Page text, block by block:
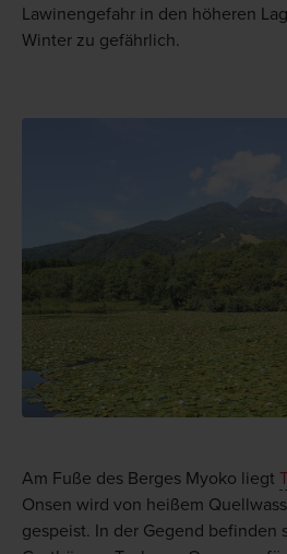
Lawinengefahr in den höheren
Winter zu gefährlich.
Am Fuße des Berges Myoko liegt
Onsen wird von heißem
gespeist. In der Gegend befinden